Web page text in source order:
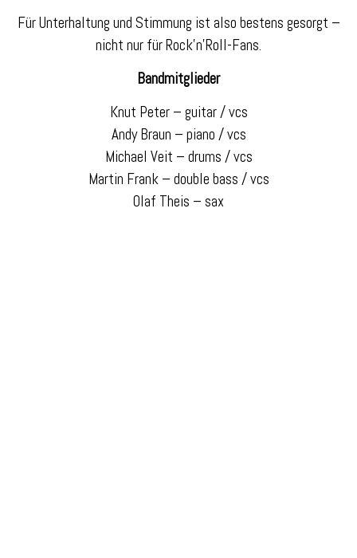
Für Unterhaltung und Stimmung ist also bestens gesorgt –
nicht nur für Rock’n’Roll-Fans.
Bandmitglieder
Knut Peter – guitar / vcs
Andy Braun – piano / vcs
Michael Veit – drums / vcs
Martin Frank – double bass / vcs
Olaf Theis – sax